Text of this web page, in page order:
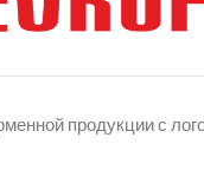
продукции с